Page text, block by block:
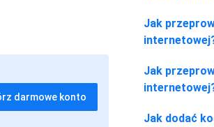
darmowe konto
Jak
Jak
Jak dodać